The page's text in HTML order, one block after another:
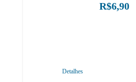
R$6,90
Detalhes